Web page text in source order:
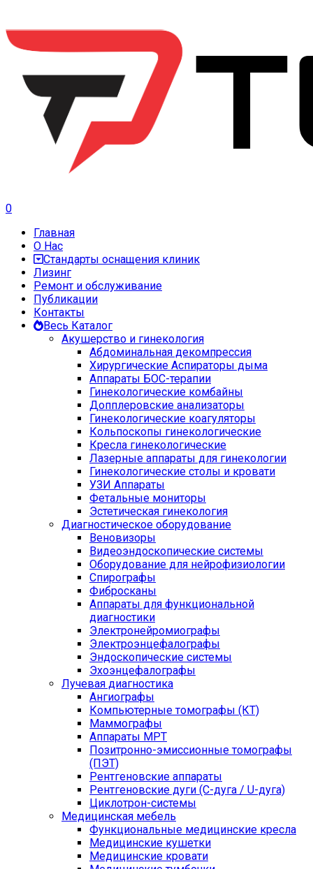
0
Главная
О Нас
Стандарты оснащения клиник
Лизинг
Ремонт и обслуживание
Публикации
Контакты
Весь Каталог
Акушерство и гинекология
Абдоминальная декомпрессия
Хирургические Аспираторы дыма
Аппараты БОС-терапии
Гинекологические комбайны
Допплеровские анализаторы
Гинекологические коагуляторы
Кольпоскопы гинекологические
Кресла гинекологические
Лазерные аппараты для гинекологии
Гинекологические столы и кровати
УЗИ Аппараты
Фетальные мониторы
Эстетическая гинекология
Диагностическое оборудование
Веновизоры
Видеоэндоскопические системы
Оборудование для нейрофизиологии
Спирографы
Фибросканы
Аппараты для функциональной
диагностики
Электронейромиографы
Электроэнцефалографы
Эндоскопические системы
Эхоэнцефалографы
Лучевая диагностика
Ангиографы
Компьютерные томографы (КТ)
Маммографы
Аппараты МРТ
Позитронно-эмиссионные томографы
(ПЭТ)
Рентгеновские аппараты
Рентгеновские дуги (С-дуга / U-дуга)
Циклотрон-системы
Медицинская мебель
Функциональные медицинские кресла
Медицинские кушетки
Медицинские кровати